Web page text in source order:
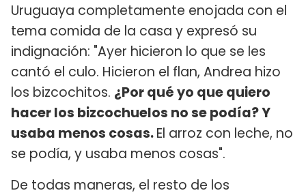
Uruguaya completamente enojada con el
tema comida de la casa y expresó su
indignación: "Ayer hicieron lo que se les
cantó el culo. Hicieron el flan, Andrea hizo
los bizcochitos. ¿Por qué yo que quiero
hacer los bizcochuelos no se podía? Y
usaba menos cosas.El arroz con leche, no
se podía, y usaba menos cosas".
De todas maneras, el resto de los